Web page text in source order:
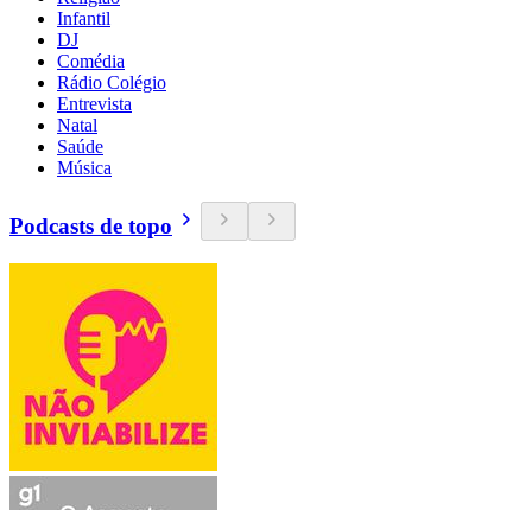
Infantil
DJ
Comédia
Rádio Colégio
Entrevista
Natal
Saúde
Música
Podcasts de topo